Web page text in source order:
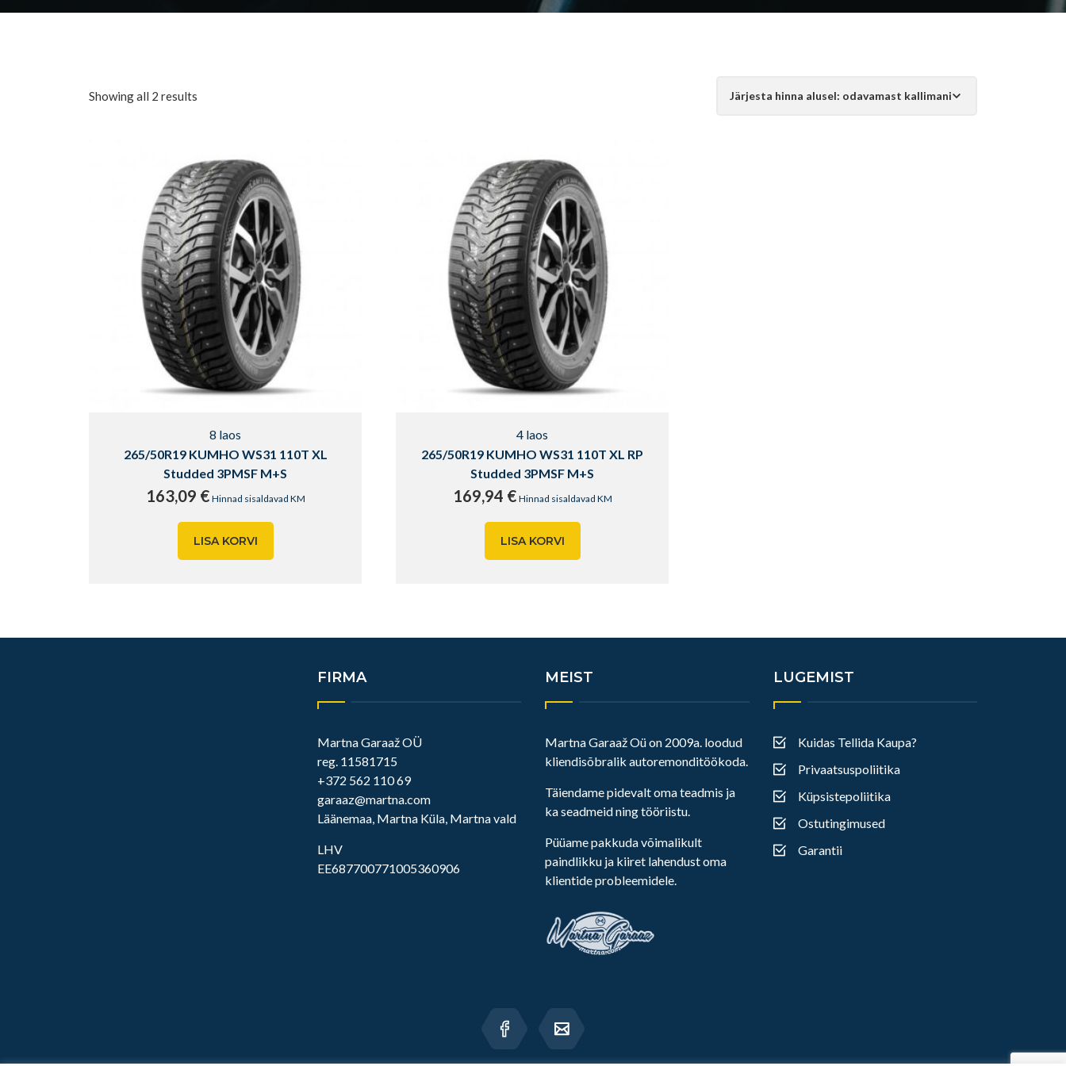
Showing all 2 results
price:
low
to
high
8 laos
265/50R19 KUMHO WS31 110T XL
Studded 3PMSF M+S
163,09 € Hinnad sisaldavad KM
LISA KORVI
4 laos
265/50R19 KUMHO WS31 110T XL RP
Studded 3PMSF M+S
169,94 € Hinnad sisaldavad KM
LISA KORVI
FIRMA
Martna Garaaž OÜ
reg. 11581715
+372 562 110 69
garaaz@martna.com
Läänemaa, Martna Küla, Martna vald
LHV
EE687700771005360906
MEIST
Martna Garaaž Oü on 2009a. loodud
kliendisõbralik autoremonditöökoda.
Täiendame pidevalt oma teadmis ja
ka seadmeid ning tööriistu.
Püüame pakkuda võimalikult
paindlikku ja kiiret lahendust oma
klientide probleemidele.
LUGEMIST
Kuidas Tellida Kaupa?
Privaatsuspoliitika
Küpsistepoliitika
Ostutingimused
Garantii